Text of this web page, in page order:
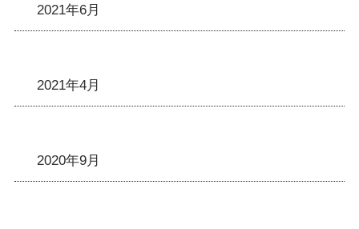
2021年6月
2021年4月
2020年9月